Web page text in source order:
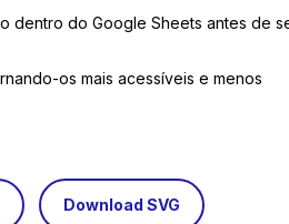
dentro do Google Sheets antes de
os mais acessíveis e menos
Download SVG